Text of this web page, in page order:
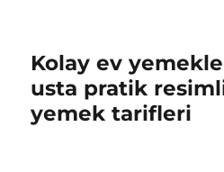
Kolay ev
usta pratik
yemek tarifleri